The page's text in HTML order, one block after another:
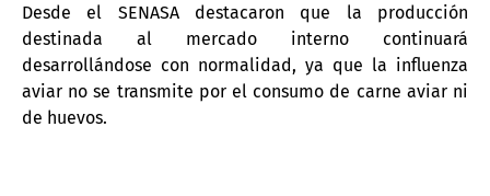
Desde el SENASA destacaron que la producción
destinada al mercado interno continuará
desarrollándose con normalidad, ya que la influenza
aviar no se transmite por el consumo de carne aviar ni
de huevos.